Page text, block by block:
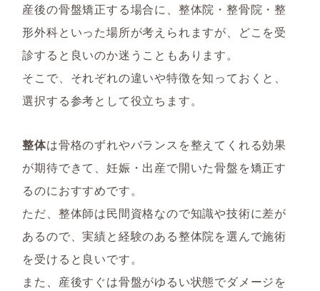
産後の骨盤矯正する場合に、整体院・整骨院・整
形外科といった場所が考えられますが、どこを受
診すると良いのか迷うこともあります。
そこで、それぞれの違いや特徴を知っておくと、
選択する参考として役立ちます。
整体は骨格のずれやバランスを整えてくれる効果
が期待できて、妊娠・出産で開いた骨盤を矯正す
るのにおすすめです。
ただ、整体師は民間資格なので知識や技術に差が
あるので、実績と経験のある整体院を選んで施術
を受けると良いです。
また、産後すぐは骨盤がゆるい状態でダメージを